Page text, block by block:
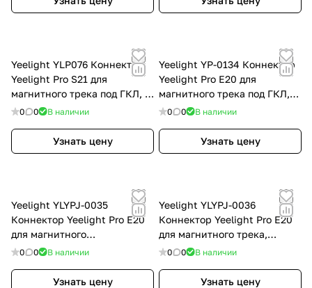
Yeelight YLP076 Коннектор
Yeelight Pro S21 для
магнитного трека под ГКЛ, Г-
Тип, вертикальный,
0 0 В наличии
Узнать цену
Yeelight YP-0134 Коннектор
Yeelight Pro E20 для
магнитного трека под ГКЛ,
прямой, без токопровода,
0 0 В наличии
Узнать цену
Yeelight YLYPJ-0035
Коннектор Yeelight Pro E20
для магнитного
трека,прямой,
YLYPJ-0035
0 0 В наличии
Узнать цену
Yeelight YLYPJ-0036
Коннектор Yeelight Pro E20
для магнитного трека,
гибкий, токопроводщий,
0 0 В наличии
Узнать цену